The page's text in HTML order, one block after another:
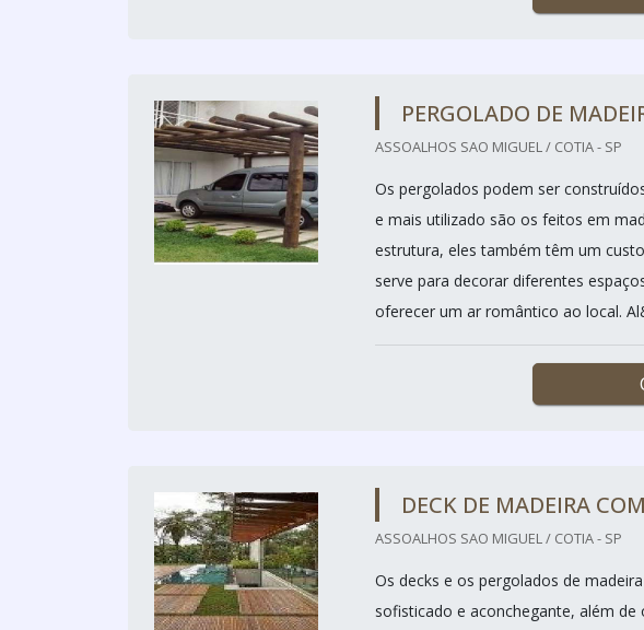
PERGOLADO DE
ASSOALHOS SAO MIGUEL / COTIA - SP
Os pergolados podem ser
e mais utilizado são os feitos em
estrutura, eles também têm um
serve para decorar diferentes
oferecer um ar romântico ao local.
DECK DE MADEIRA
ASSOALHOS SAO MIGUEL / COTIA - SP
Os decks e os pergolados de
sofisticado e aconchegante, além